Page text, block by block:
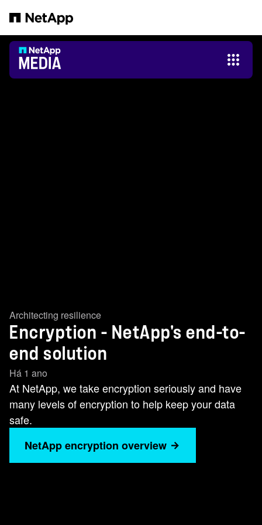
Architecting resilience
Encryption - NetApp's end-to-
end solution
Há 1 ano
At NetApp, we take encryption seriously and have
many levels of encryption to help keep your data
safe.
NetApp encryption overview